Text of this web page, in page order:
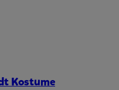
Kostume